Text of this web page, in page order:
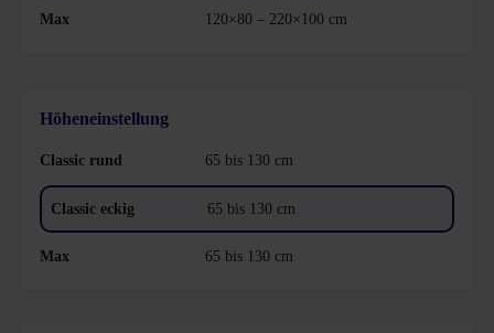
120×80 – 220×100 cm
Höheneinstellung
65 bis 130 cm
65 bis 130 cm
65 bis 130 cm